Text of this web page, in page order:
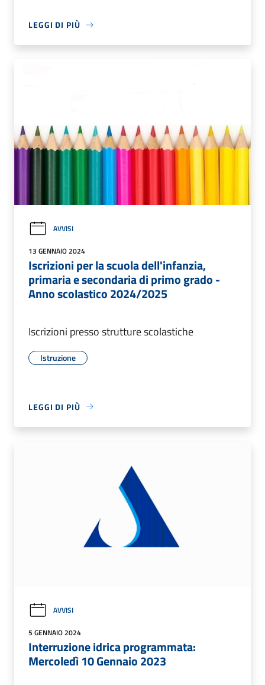
LEGGI DI PIÙ
AVVISI
13 GENNAIO 2024
Iscrizioni per la scuola dell'infanzia,
primaria e secondaria di primo grado -
Anno scolastico 2024/2025
Iscrizioni presso strutture scolastiche
Istruzione
LEGGI DI PIÙ
AVVISI
5 GENNAIO 2024
Interruzione idrica programmata:
Mercoledì 10 Gennaio 2023